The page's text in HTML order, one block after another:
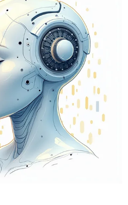
تأثیر هوش مصنوعی بر بازار کار: فرصت ها و تهدیدها
آیا هوش مصنوعی جایگزین سئوکاران می‌شود؟
جمع بندی
سوالات متداول هوش مصنوعی